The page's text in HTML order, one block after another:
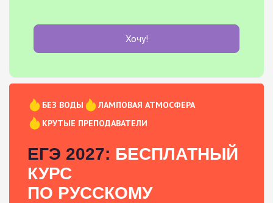
Хочу!
БЕЗ ВОДЫ
ЛАМПОВАЯ АТМОСФЕРА
КРУТЫЕ ПРЕПОДАВАТЕЛИ
ЕГЭ 2027: БЕСПЛАТНЫЙ
КУРС
ПО РУССКОМУ